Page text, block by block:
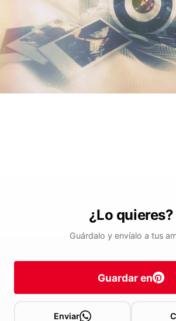
¿Lo quieres?
Guárdalo y envíalo a tus
Guardar en
Enviar